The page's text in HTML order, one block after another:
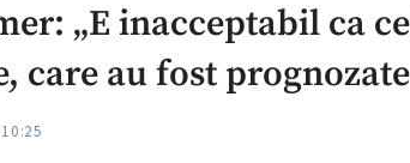
„E inacceptabil ca
care au fost